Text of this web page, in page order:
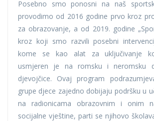
Posebno smo ponosni na naš
provodimo od 2016 godine prvo kroz
za obrazovanje, a od 2019. godine
kroz koji smo razvili posebni
kome se kao alat za uključivanje
usmjeren je na romsku i neromsku
djevojčice. Ovaj program
grupe djece zajedno dobijaju podršku u
na radionicama obrazovnim i onim
socijalne vještine, parti se njihovo